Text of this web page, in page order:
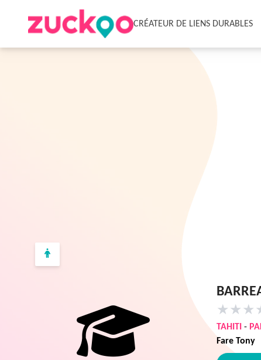
CRÉATEUR DE LIENS DURABLES
★ ★ ★
TAHITI -
Fare Tony